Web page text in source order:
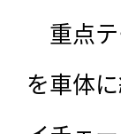
重点テ
を車体